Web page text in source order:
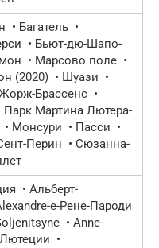
• Багатель •
• Бьют-дю-Шапо-
• Марсово поле •
(2020) • Шуази •
Брассенс •
Мартина Лютера-
Монсури • Пасси •
Перин • Сюзанна-
• Альберт-
е-Рене-Пароди
• Anne-
•